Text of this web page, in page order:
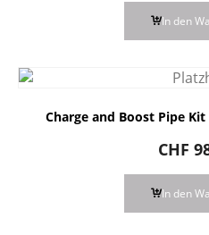
In den
Charge and Boost Pipe
CHF
In den